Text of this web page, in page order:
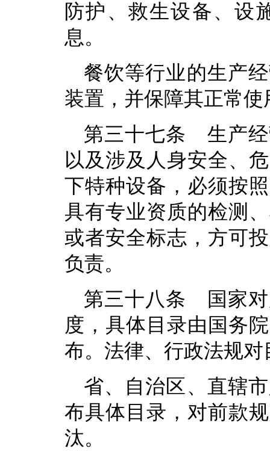
防护、救生设备、设
息。
餐饮等行业的生产
装置，并保障其正常使
第三十七条 生产经
以及涉及人身安全、
下特种设备，必须按
具有专业资质的检测
或者安全标志，方可
负责。
第三十八条 国家对
度，具体目录由国务
布。法律、行政法规
省、自治区、直辖
布具体目录，对前款
汰。